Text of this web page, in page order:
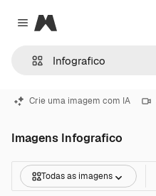
Close menu
Magnific
Crie uma imagem com IA
Imagens Infografico
Todas as imagens